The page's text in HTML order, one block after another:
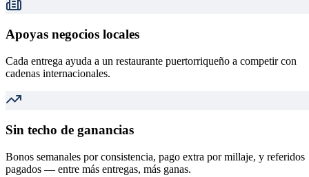
Apoyas negocios locales
Cada entrega ayuda a un restaurante puertorriqueño a competir con
cadenas internacionales.
Sin techo de ganancias
Bonos semanales por consistencia, pago extra por millaje, y referidos
pagados — entre más entregas, más ganas.